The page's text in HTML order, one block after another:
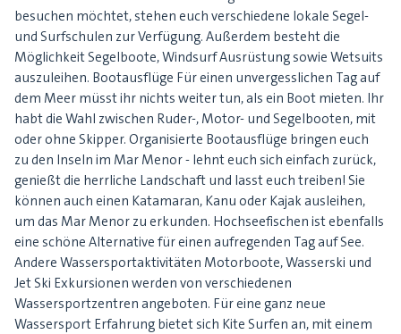
besuchen möchtet, stehen euch verschiedene lokale Segel-
und Surfschulen zur Verfügung. Außerdem besteht die
Möglichkeit Segelboote, Windsurf Ausrüstung sowie Wetsuits
auszuleihen. Bootausflüge Für einen unvergesslichen Tag auf
dem Meer müsst ihr nichts weiter tun, als ein Boot mieten. Ihr
habt die Wahl zwischen Ruder-, Motor- und Segelbooten, mit
oder ohne Skipper. Organisierte Bootausflüge bringen euch
zu den Inseln im Mar Menor - lehnt euch sich einfach zurück,
genießt die herrliche Landschaft und lasst euch treiben! Sie
können auch einen Katamaran, Kanu oder Kajak ausleihen,
um das Mar Menor zu erkunden. Hochseefischen ist ebenfalls
eine schöne Alternative für einen aufregenden Tag auf See.
Andere Wassersportaktivitäten Motorboote, Wasserski und
Jet Ski Exkursionen werden von verschiedenen
Wassersportzentren angeboten. Für eine ganz neue
Wassersport Erfahrung bietet sich Kite Surfen an, mit einem